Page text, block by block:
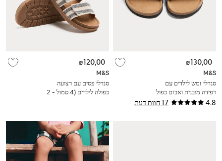
4.8 17 חוות דעת
M&S
סנדלי זמש לילדים עם
רפידה מובנית ואבזם כפול
(3 לארג' - 7 לארג')
₪130,00
M&S
סנדלי פסים עם רצועה
כפולה לילדים (4 סמול - 2
₪120,00